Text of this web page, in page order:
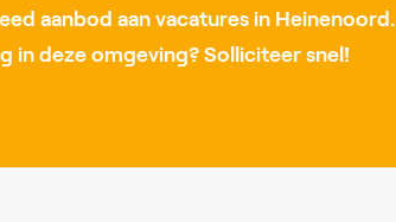
aanbod aan vacatures in Heinenoord.
in deze omgeving? Solliciteer snel!